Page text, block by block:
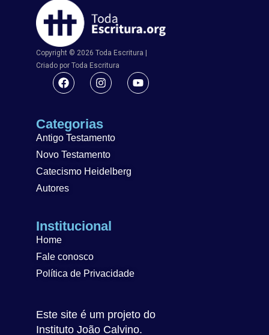
Copyright © 2026 Toda Escritura |
Criado por Toda Escritura
Categorias
Antigo Testamento
Novo Testamento
Catecismo Heidelberg
Autores
Institucional
Home
Fale conosco
Política de Privacidade
Este site é um projeto do
Instituto João Calvino.